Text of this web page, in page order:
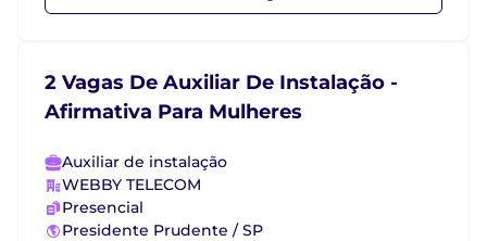
2 Vagas De Auxiliar De Instalação -
Afirmativa Para Mulheres
Auxiliar de instalação
WEBBY TELECOM
Presencial
Presidente Prudente / SP